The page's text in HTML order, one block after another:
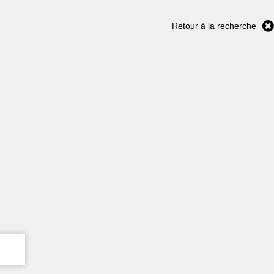
Retour à la recherche